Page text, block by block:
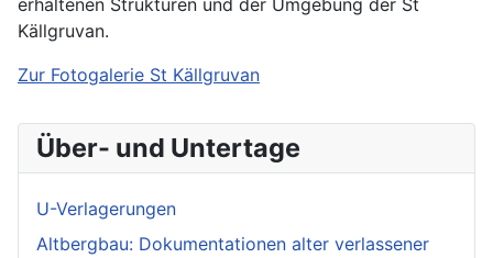
erhaltenen Strukturen und der Umgebung der St
Källgruvan.
Zur Fotogalerie St Källgruvan
Über- und Untertage
U-Verlagerungen
Altbergbau: Dokumentationen alter verlassener